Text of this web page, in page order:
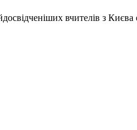
вчителів з Києва